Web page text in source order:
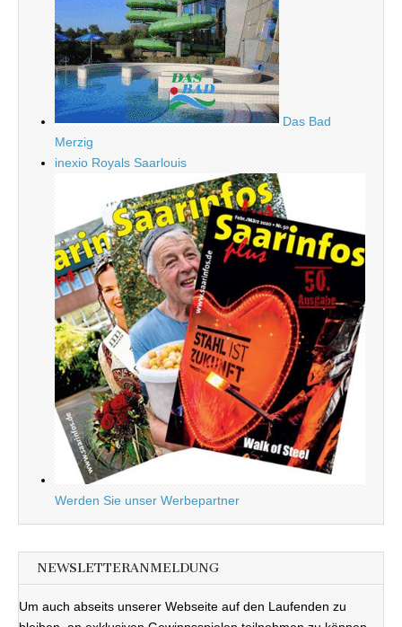
Das Bad
Merzig
inexio Royals Saarlouis
Werden Sie unser Werbepartner
NEWSLETTERANMELDUNG
Um auch abseits unserer Webseite auf den Laufenden zu